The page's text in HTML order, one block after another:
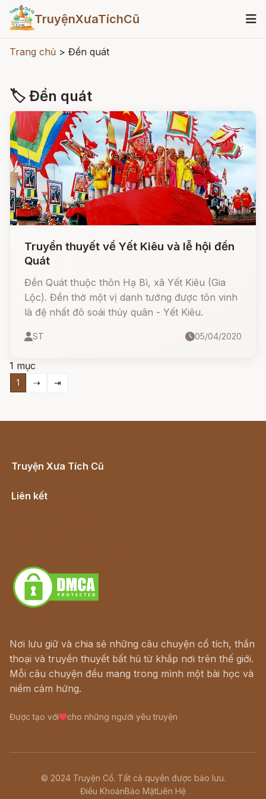
TruyệnXưaTíchCũ
Trang chủ > Đền quát
🏷 Đền quát
Truyền thuyết về Yết Kiêu và lễ hội đền
Quát
Đền Quát thuộc thôn Hạ Bì, xã Yết Kiêu (Gia
Lộc). Đền thờ một vị danh tướng được tôn vinh
là đệ nhất đô soái thủy quân - Yết Kiêu.
ST 05/04/2020
1 mục
1 ⇢ ⇥
Truyện Xưa Tích Cũ
Liên kết
Nơi lưu giữ và chia sẻ những câu chuyện cổ tích, thần
thoại và truyền thuyết bất hủ từ khắp nơi trên thế giới.
Mỗi câu chuyện đều mang trong mình một bài học và
niềm cảm hứng.
Được tạo với cho những người yêu truyện
© 2024 Truyện Cổ. Tất cả quyền được bảo lưu.
Điều KhoảnBảo MậtLiên Hệ